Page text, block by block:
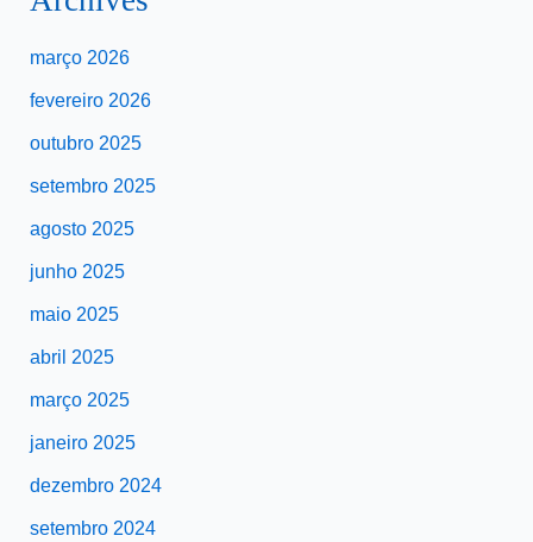
março 2026
fevereiro 2026
outubro 2025
setembro 2025
agosto 2025
junho 2025
maio 2025
abril 2025
março 2025
janeiro 2025
dezembro 2024
setembro 2024